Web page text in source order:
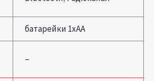
батарейки 1xAA
–